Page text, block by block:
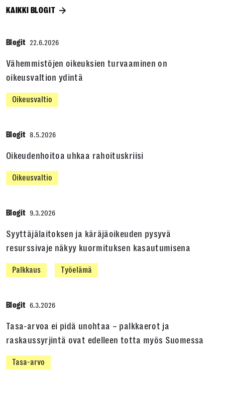
KAIKKI BLOGIT
Blogit 22.6.2026
Vähemmistöjen oikeuksien turvaaminen on
oikeusvaltion ydintä
Oikeusvaltio
Blogit 8.5.2026
Oikeudenhoitoa uhkaa rahoituskriisi
Oikeusvaltio
Blogit 9.3.2026
Syyttäjälaitoksen ja käräjäoikeuden pysyvä
resurssivaje näkyy kuormituksen kasautumisena
Palkkaus Työelämä
Blogit 6.3.2026
Tasa-arvoa ei pidä unohtaa – palkkaerot ja
raskaussyrjintä ovat edelleen totta myös Suomessa
Tasa-arvo